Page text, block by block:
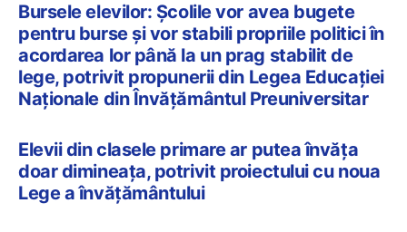
Bursele elevilor: Școlile vor avea bugete
pentru burse și vor stabili propriile politici în
acordarea lor până la un prag stabilit de
lege, potrivit propunerii din Legea Educației
Naționale din Învățământul Preuniversitar
Elevii din clasele primare ar putea învăța
doar dimineața, potrivit proiectului cu noua
Lege a învățământului